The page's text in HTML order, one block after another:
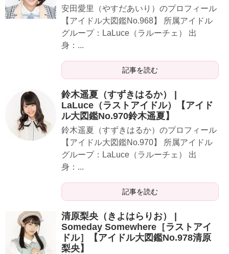
​​​安田愛里（やすだあいり）のプロフィール
【アイドル大図鑑No.968】 所属アイドル
グループ：LaLuce（ラルーチェ） 出
身：...
記事を読む
鈴木遥夏（すずきはるか） |
LaLuce（ラストアイドル）【アイド
ル大図鑑No.970鈴木遥夏】
​​​鈴木遥夏（すずきはるか）のプロフィール
【アイドル大図鑑No.970】 所属アイドル
グループ：LaLuce（ラルーチェ） 出
身：...
記事を読む
清原梨央（きよはらりお） |
Someday Somewhere［ラストアイ
ドル］【アイドル大図鑑No.978清原
梨央】